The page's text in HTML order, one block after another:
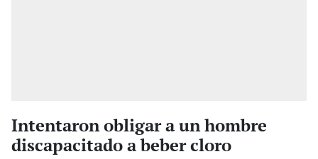
Intentaron obligar a un hombre
discapacitado a beber cloro